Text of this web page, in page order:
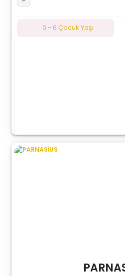
0 - 6 Çocuk Yaşı